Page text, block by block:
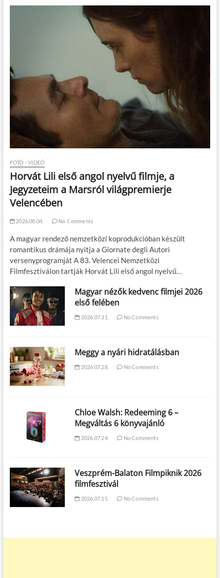
FOTÓ - VIDEÓ
Horvát Lili első angol nyelvű filmje, a
Jegyzeteim a Marsról világpremierje
Velencében
2026.08.04. No Comments
A magyar rendező nemzetközi koprodukcióban készült
romantikus drámája nyitja a Giornate degli Autori
versenyprogramját A 83. Velencei Nemzetközi
Filmfesztiválon tartják Horvát Lili első angol nyelvű…
Magyar nézők kedvenc filmjei 2026
első felében
2026.07.31. No Comments
Meggy a nyári hidratálásban
2026.07.28. No Comments
Chloe Walsh: Redeeming 6 –
Megváltás 6 könyvajánló
2026.07.24. No Comments
Veszprém-Balaton Filmpiknik 2026
filmfesztivál
2026.07.15. No Comments